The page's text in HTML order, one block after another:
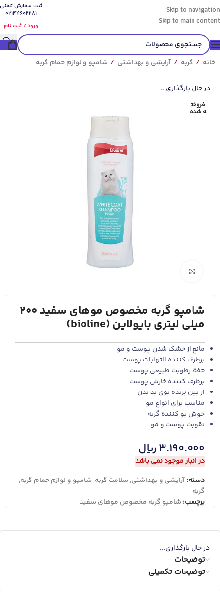
Skip to navigation
Skip to main content
ثبت سفارش تلفنی
02144604281
ورود / ثبت نام
خانه / گربه / آرایشی و بهداشتی / شامپو و لوازم حمام گربه
در حال بارگذاری...
فروخت
ه شده
برای بزرگنمایی کلیک کنید
شامپو گربه مخصوص موهای سفید 200
میلی لیتری بایولاین (bioline)
مانع از خشک شدن پوست و مو
برطرف کننده التهابات پوست
حفظ رطوبت طبیعی پوست
برطرف کننده خارش پوست
از بین برنده بوی بد بدن
مناسب برای انواع مو
خوش بو کننده گربه
تقویت پوست و مو
۳.۱۹۰.۰۰۰ریال
در انبار موجود نمی باشد
دسته:آرایشی و بهداشتی, سلامت گربه, شامپو و لوازم حمام گربه,
گربه
برچسب: شامپو گربه مخصوص موهای سفید
در حال بارگذاری...
توضیحات
توضیحات تکمیلی